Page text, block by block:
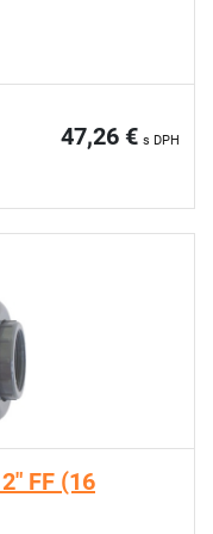
47,26 € s DPH
FF (16